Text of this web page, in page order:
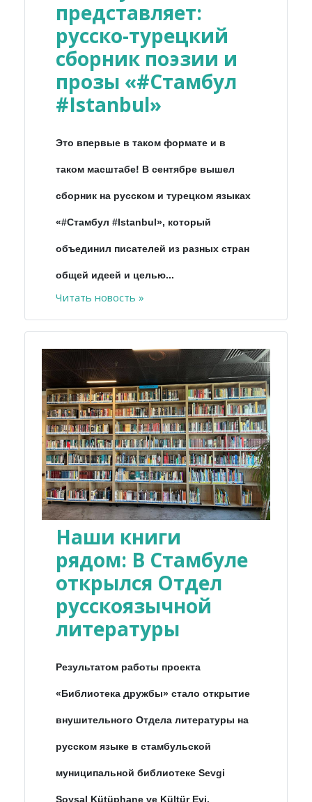
представляет:
русско-турецкий
сборник поэзии и
прозы «#Стамбул
#Istanbul»
Это впервые в таком формате и в
таком масштабе! В сентябре вышел
сборник на русском и турецком языках
«#Стамбул #Istanbul», который
объединил писателей из разных стран
общей идеей и целью...
Читать новость »
Наши книги
рядом: В Стамбуле
открылся Отдел
русскоязычной
литературы
Результатом работы проекта
«Библиотека дружбы» стало открытие
внушительного Отдела литературы на
русском языке в стамбульской
муниципальной библиотеке Sevgi
Soysal Kütüphane ve Kültür Evi.